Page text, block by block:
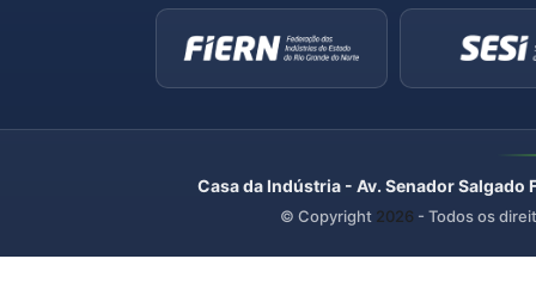
Casa da Indústria - Av. Senador
© Copyright 2026 - Todos os